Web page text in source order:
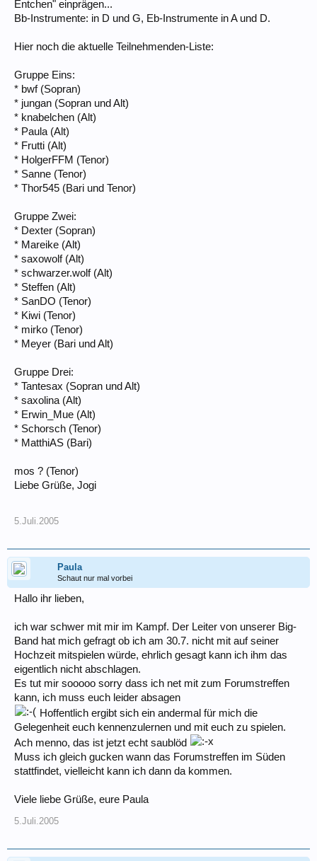
Entchen" einprägen...
Bb-Instrumente: in D und G, Eb-Instrumente in A und D.
Hier noch die aktuelle Teilnehmenden-Liste:
Gruppe Eins:
* bwf (Sopran)
* jungan (Sopran und Alt)
* knabelchen (Alt)
* Paula (Alt)
* Frutti (Alt)
* HolgerFFM (Tenor)
* Sanne (Tenor)
* Thor545 (Bari und Tenor)
Gruppe Zwei:
* Dexter (Sopran)
* Mareike (Alt)
* saxowolf (Alt)
* schwarzer.wolf (Alt)
* Steffen (Alt)
* SanDO (Tenor)
* Kiwi (Tenor)
* mirko (Tenor)
* Meyer (Bari und Alt)
Gruppe Drei:
* Tantesax (Sopran und Alt)
* saxolina (Alt)
* Erwin_Mue (Alt)
* Schorsch (Tenor)
* MatthiAS (Bari)
mos ? (Tenor)
Liebe Grüße, Jogi
5.Juli.2005
Paula
Schaut nur mal vorbei
Hallo ihr lieben,
ich war schwer mit mir im Kampf. Der Leiter von unserer Big-
Band hat mich gefragt ob ich am 30.7. nicht mit auf seiner
Hochzeit mitspielen würde, ehrlich gesagt kann ich ihm das
eigentlich nicht abschlagen.
Es tut mir sooooo sorry dass ich net mit zum Forumstreffen
kann, ich muss euch leider absagen
Hoffentlich ergibt sich ein andermal für mich die
Gelegenheit euch kennenzulernen und mit euch zu spielen.
Ach menno, das ist jetzt echt saublöd
Muss ich gleich gucken wann das Forumstreffen im Süden
stattfindet, vielleicht kann ich dann da kommen.
Viele liebe Grüße, eure Paula
5.Juli.2005